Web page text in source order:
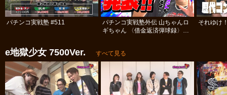
パチンコ実戦塾 #511
パチンコ実戦塾外伝 山ちゃんロ
ギちゃん 〈借金返済弾球録〉
それゆけ
e地獄少女 7500Ver. すべて見る